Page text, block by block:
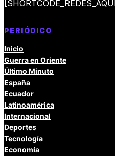
[SHORTCODE_REDES_AQUI]
PERIÓDICO
Inicio
Guerra en Oriente
Último Minuto
España
Ecuador
Latinoamérica
Internacional
Deportes
Tecnología
Economía